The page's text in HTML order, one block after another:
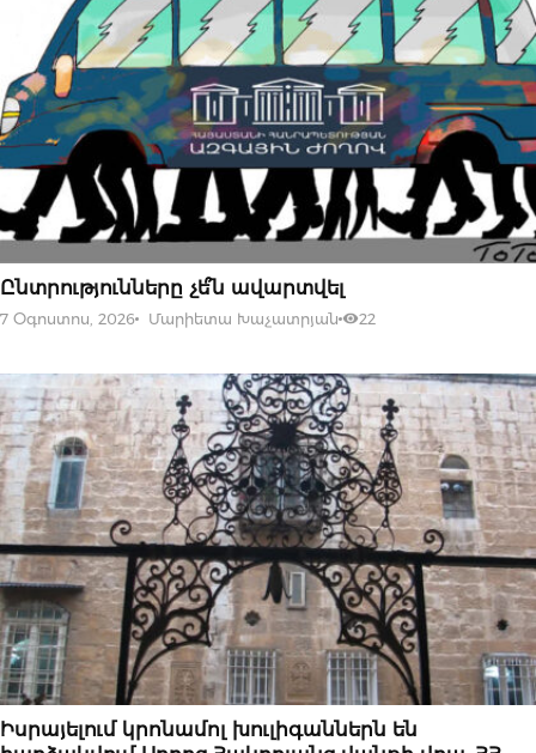
07 ՕԳՈՍՏՈՍԻ, 2026
Ընտրությունները չե՞ն ավարտվել
7 Օգոստոս, 2026 Մարիետա Խաչատրյան 22
07 ՕԳՈՍՏՈՍԻ, 2026
Իսրայելում կրոնամոլ խուլիգաններն են